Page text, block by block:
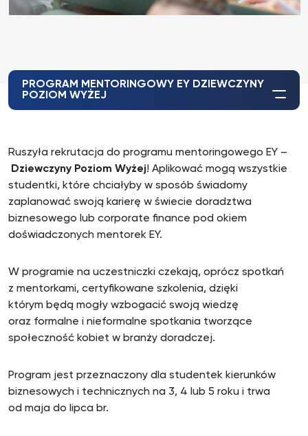
PROGRAM MENTORINGOWY EY DZIEWCZYNY
POZIOM WYŻEJ
Ruszyła rekrutacja do programu mentoringowego EY –
Dziewczyny Poziom Wyżej! Aplikować mogą wszystkie
studentki, które chciałyby w sposób świadomy
zaplanować swoją karierę w świecie doradztwa
biznesowego lub corporate finance pod okiem
doświadczonych mentorek EY.
W programie na uczestniczki czekają, oprócz spotkań
z mentorkami, certyfikowane szkolenia, dzięki
którym będą mogły wzbogacić swoją wiedzę
oraz formalne i nieformalne spotkania tworzące
społeczność kobiet w branży doradczej.
Program jest przeznaczony dla studentek kierunków
biznesowych i technicznych na 3, 4 lub 5 roku i trwa
od maja do lipca br.